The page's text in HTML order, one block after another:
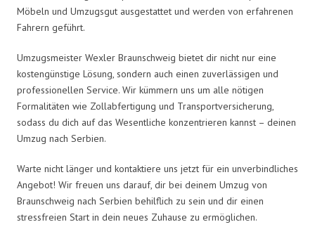
Möbeln und Umzugsgut ausgestattet und werden von erfahrenen
Fahrern geführt.
Umzugsmeister Wexler Braunschweig bietet dir nicht nur eine
kostengünstige Lösung, sondern auch einen zuverlässigen und
professionellen Service. Wir kümmern uns um alle nötigen
Formalitäten wie Zollabfertigung und Transportversicherung,
sodass du dich auf das Wesentliche konzentrieren kannst – deinen
Umzug nach Serbien.
Warte nicht länger und kontaktiere uns jetzt für ein unverbindliches
Angebot! Wir freuen uns darauf, dir bei deinem Umzug von
Braunschweig nach Serbien behilflich zu sein und dir einen
stressfreien Start in dein neues Zuhause zu ermöglichen.